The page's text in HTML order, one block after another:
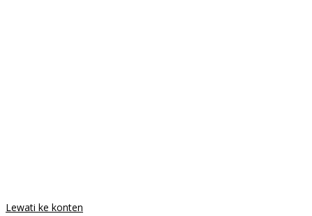
Lewati ke konten